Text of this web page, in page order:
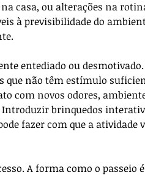
casa, ou alterações na
à previsibilidade do
entediado ou
que não têm estímulo
com novos odores,
Introduzir brinquedos
fazer com que a atividade
A forma como o passeio